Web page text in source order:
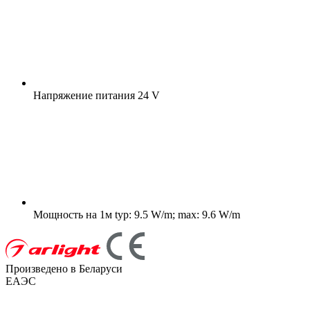
Напряжение питания 24 V
Мощность на 1м typ: 9.5 W/m; max: 9.6 W/m
Произведено в Беларуси
ЕАЭС